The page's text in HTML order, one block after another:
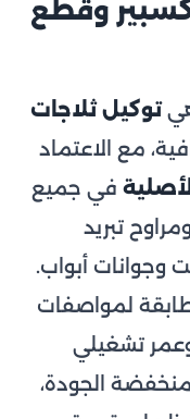
وقطع
توكيل ثلاجات
مع الاعتماد
في جميع
تبريد
وجوانات أبواب.
لمواصفات
تشغيلي
منخفضة الجودة،